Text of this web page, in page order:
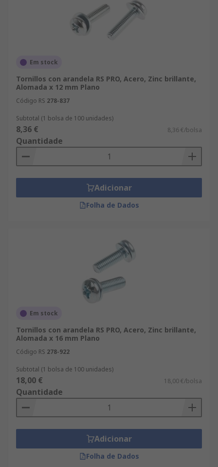
Em stock
Tornillos con arandela RS PRO, Acero, Zinc brillante,
Alomada x 12 mm Plano
Código RS 278-837
Subtotal (1 bolsa de 100 unidades)
8,36 € 8,36 €/bolsa
Quantidade
Adicionar
Folha de Dados
Em stock
Tornillos con arandela RS PRO, Acero, Zinc brillante,
Alomada x 16 mm Plano
Código RS 278-922
Subtotal (1 bolsa de 100 unidades)
18,00 € 18,00 €/bolsa
Quantidade
Adicionar
Folha de Dados